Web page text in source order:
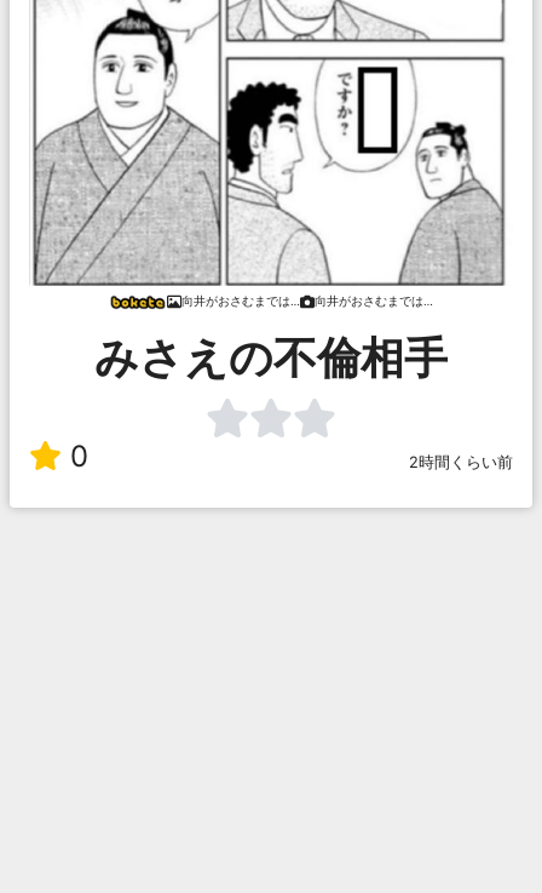
向井がおさむまでは… 向井がおさむまでは…
みさえの不倫相手
0 2時間くらい前